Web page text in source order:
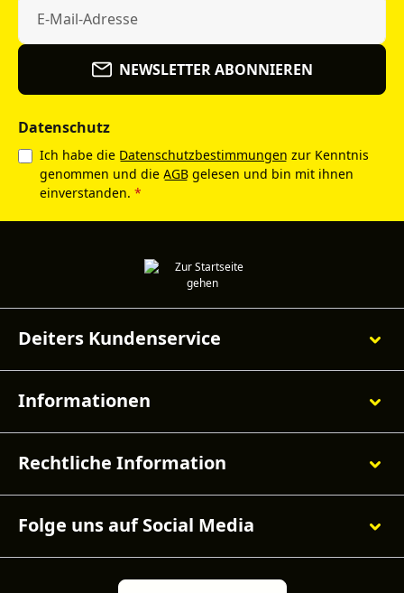
NEWSLETTER ABONNIEREN
Datenschutz
Ich habe die Datenschutzbestimmungen zur Kenntnis
genommen und die AGB gelesen und bin mit ihnen
einverstanden. *
Deiters Kundenservice
Informationen
Rechtliche Information
Folge uns auf Social Media